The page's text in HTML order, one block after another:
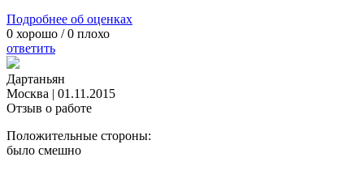
Подробнее об оценках
0 хорошо /0 плохо
ответить
Дартаньян
Москва | 01.11.2015
Отзыв о работе
Положительные стороны:
было смешно